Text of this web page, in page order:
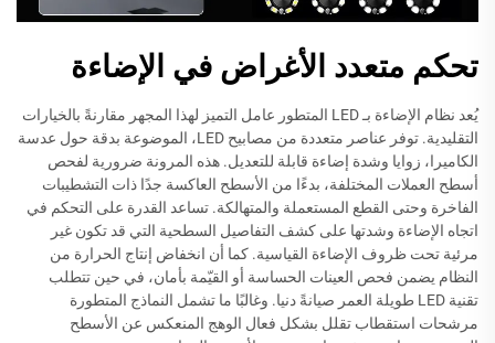
تحكم متعدد الأغراض في الإضاءة
يُعد نظام الإضاءة بـ LED المتطور عامل التميز لهذا المجهر مقارنةً بالخيارات
التقليدية. توفر عناصر متعددة من مصابيح LED، الموضوعة بدقة حول عدسة
الكاميرا، زوايا وشدة إضاءة قابلة للتعديل. هذه المرونة ضرورية لفحص
أسطح العملات المختلفة، بدءًا من الأسطح العاكسة جدًا ذات التشطيبات
الفاخرة وحتى القطع المستعملة والمتهالكة. تساعد القدرة على التحكم في
اتجاه الإضاءة وشدتها على كشف التفاصيل السطحية التي قد تكون غير
مرئية تحت ظروف الإضاءة القياسية. كما أن انخفاض إنتاج الحرارة من
النظام يضمن فحص العينات الحساسة أو القيّمة بأمان، في حين تتطلب
تقنية LED طويلة العمر صيانةً دنيا. وغالبًا ما تشمل النماذج المتطورة
مرشحات استقطاب تقلل بشكل فعال الوهج المنعكس عن الأسطح